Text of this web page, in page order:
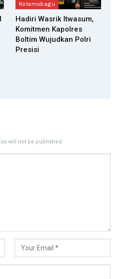
Kotamobagu
Hadiri Wasrik Itwasum,
Komitmen Kapolres
Boltim Wujudkan Polri
Presisi
will not be published.